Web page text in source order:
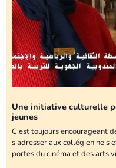
Une initiative culturelle
jeunes
C’est toujours encourageant
s’adresser aux collégien·ne·s
portes du cinéma et des arts